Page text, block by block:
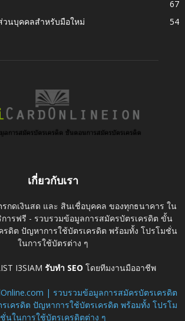
67
วนบุคคลสำหรับมือใหม่
54
เกี่ยวกับเรา
กดเงินสด และ สินเชื่อบุคคล ของทุกธนาคาร ใน
การฟรี - รวบรวมข้อมูลการสมัครบัตรเครดิต ขั้น
รดิต ปัญหาการใช้บัตรเครดิต พร้อมทั้ง โปรโมชั่น
ในการใช้บัตรต่าง ๆ
I3SIAM รับทำ SEO โดยทีมงานมืออาชีพ
| รวบรวมข้อมูลการสมัครบัตรเครดิต
เครดิต ปัญหาการใช้บัตรเครดิต พร้อมทั้ง โปรโม
ชั่นในการใช้บัตรเครดิตต่าง ๆ